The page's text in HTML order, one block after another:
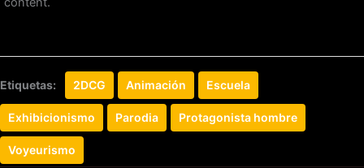
Etiquetas: 2DCG Animación Escuela
Exhibicionismo Parodia Protagonista hombre
Voyeurismo